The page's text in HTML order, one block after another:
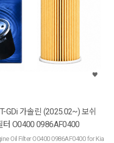
GDi 가솔린 (2025.02~) 보쉬
터 O0400 0986AF0400
Oil Filter O0400 0986AF0400 for Kia